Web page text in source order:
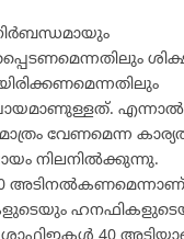
എന്നാല്‍
വേണമെന്ന
നിലനില്‍ക്കുന്നു.
അടിനല്‍കണമെന്നാണ്